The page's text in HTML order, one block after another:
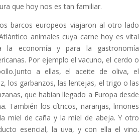
que hoy nos es tan familiar.
barcos europeos viajaron al otro lado
animales cuya carne hoy es vital
la economía y para la gastronomía
Por ejemplo el vacuno, el cerdo o
a ellas, el aceite de oliva, el
los garbanzos, las lentejas, el trigo o las
que habían llegado a Europa desde
También los cítricos, naranjas, limones
miel de caña y la miel de abeja. Y otro
esencial, la uva, y con ella el vino.